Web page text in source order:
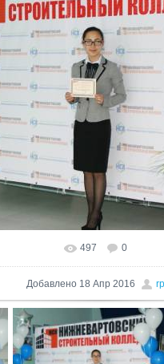
В реальном размере 1024x761
497 0
Добавлено18 Апр 2016